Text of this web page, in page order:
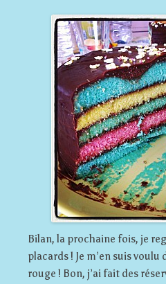
Bilan, la prochaine fois, je
placards ! Je m’en suis voulu
rouge ! Bon, j’ai fait des